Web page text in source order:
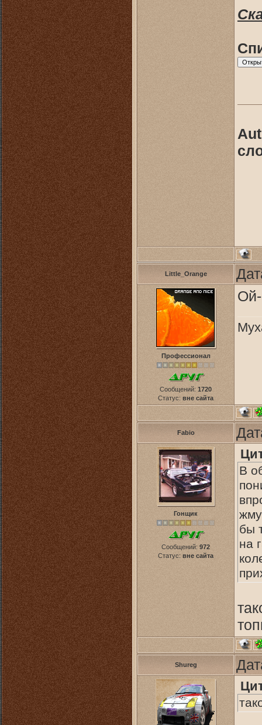
Little_Orange
Профессионал
Сообщений: 1720
Статус: вне сайта
Fabio
Гонщик
Сообщений: 972
Статус: вне сайта
В
бы
на
Shureg